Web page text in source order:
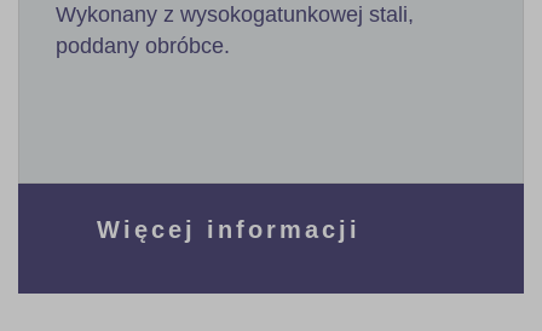
Wykonany z wysokogatunkowej stali,
poddany obróbce.
Więcej informacji